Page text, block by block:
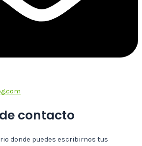
contacto
donde puedes escribirnos tus